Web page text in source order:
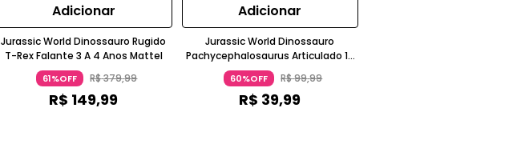
Adicionar
Jurassic World Dinossauro Rugido
T-Rex Falante 3 A 4 Anos Mattel
61%OFF R$379,99
R$ 149,99
Adicionar
Jurassic World Dinossauro
Pachycephalosaurus Articulado 15
Cm 3 A 4 Anos Mattel
60%OFF R$99,99
R$ 39,99